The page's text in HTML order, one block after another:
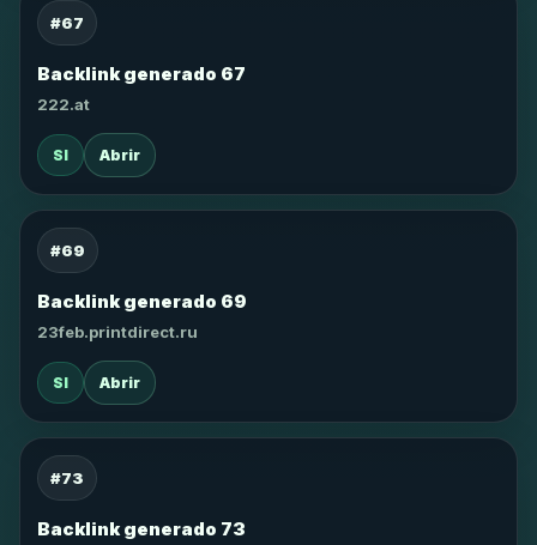
#67
Backlink generado 67
222.at
SI Abrir
#69
Backlink generado 69
23feb.printdirect.ru
SI Abrir
#73
Backlink generado 73